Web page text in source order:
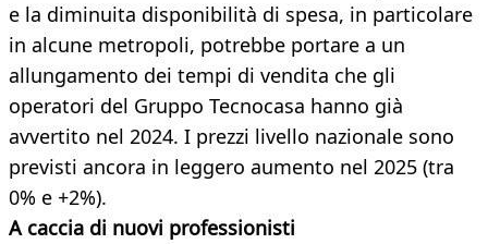
e la diminuita disponibilità di spesa, in particolare
in alcune metropoli, potrebbe portare a un
allungamento dei tempi di vendita che gli
operatori del Gruppo Tecnocasa hanno già
avvertito nel 2024. I prezzi livello nazionale sono
previsti ancora in leggero aumento nel 2025 (tra
0% e +2%).
A caccia di nuovi professionisti